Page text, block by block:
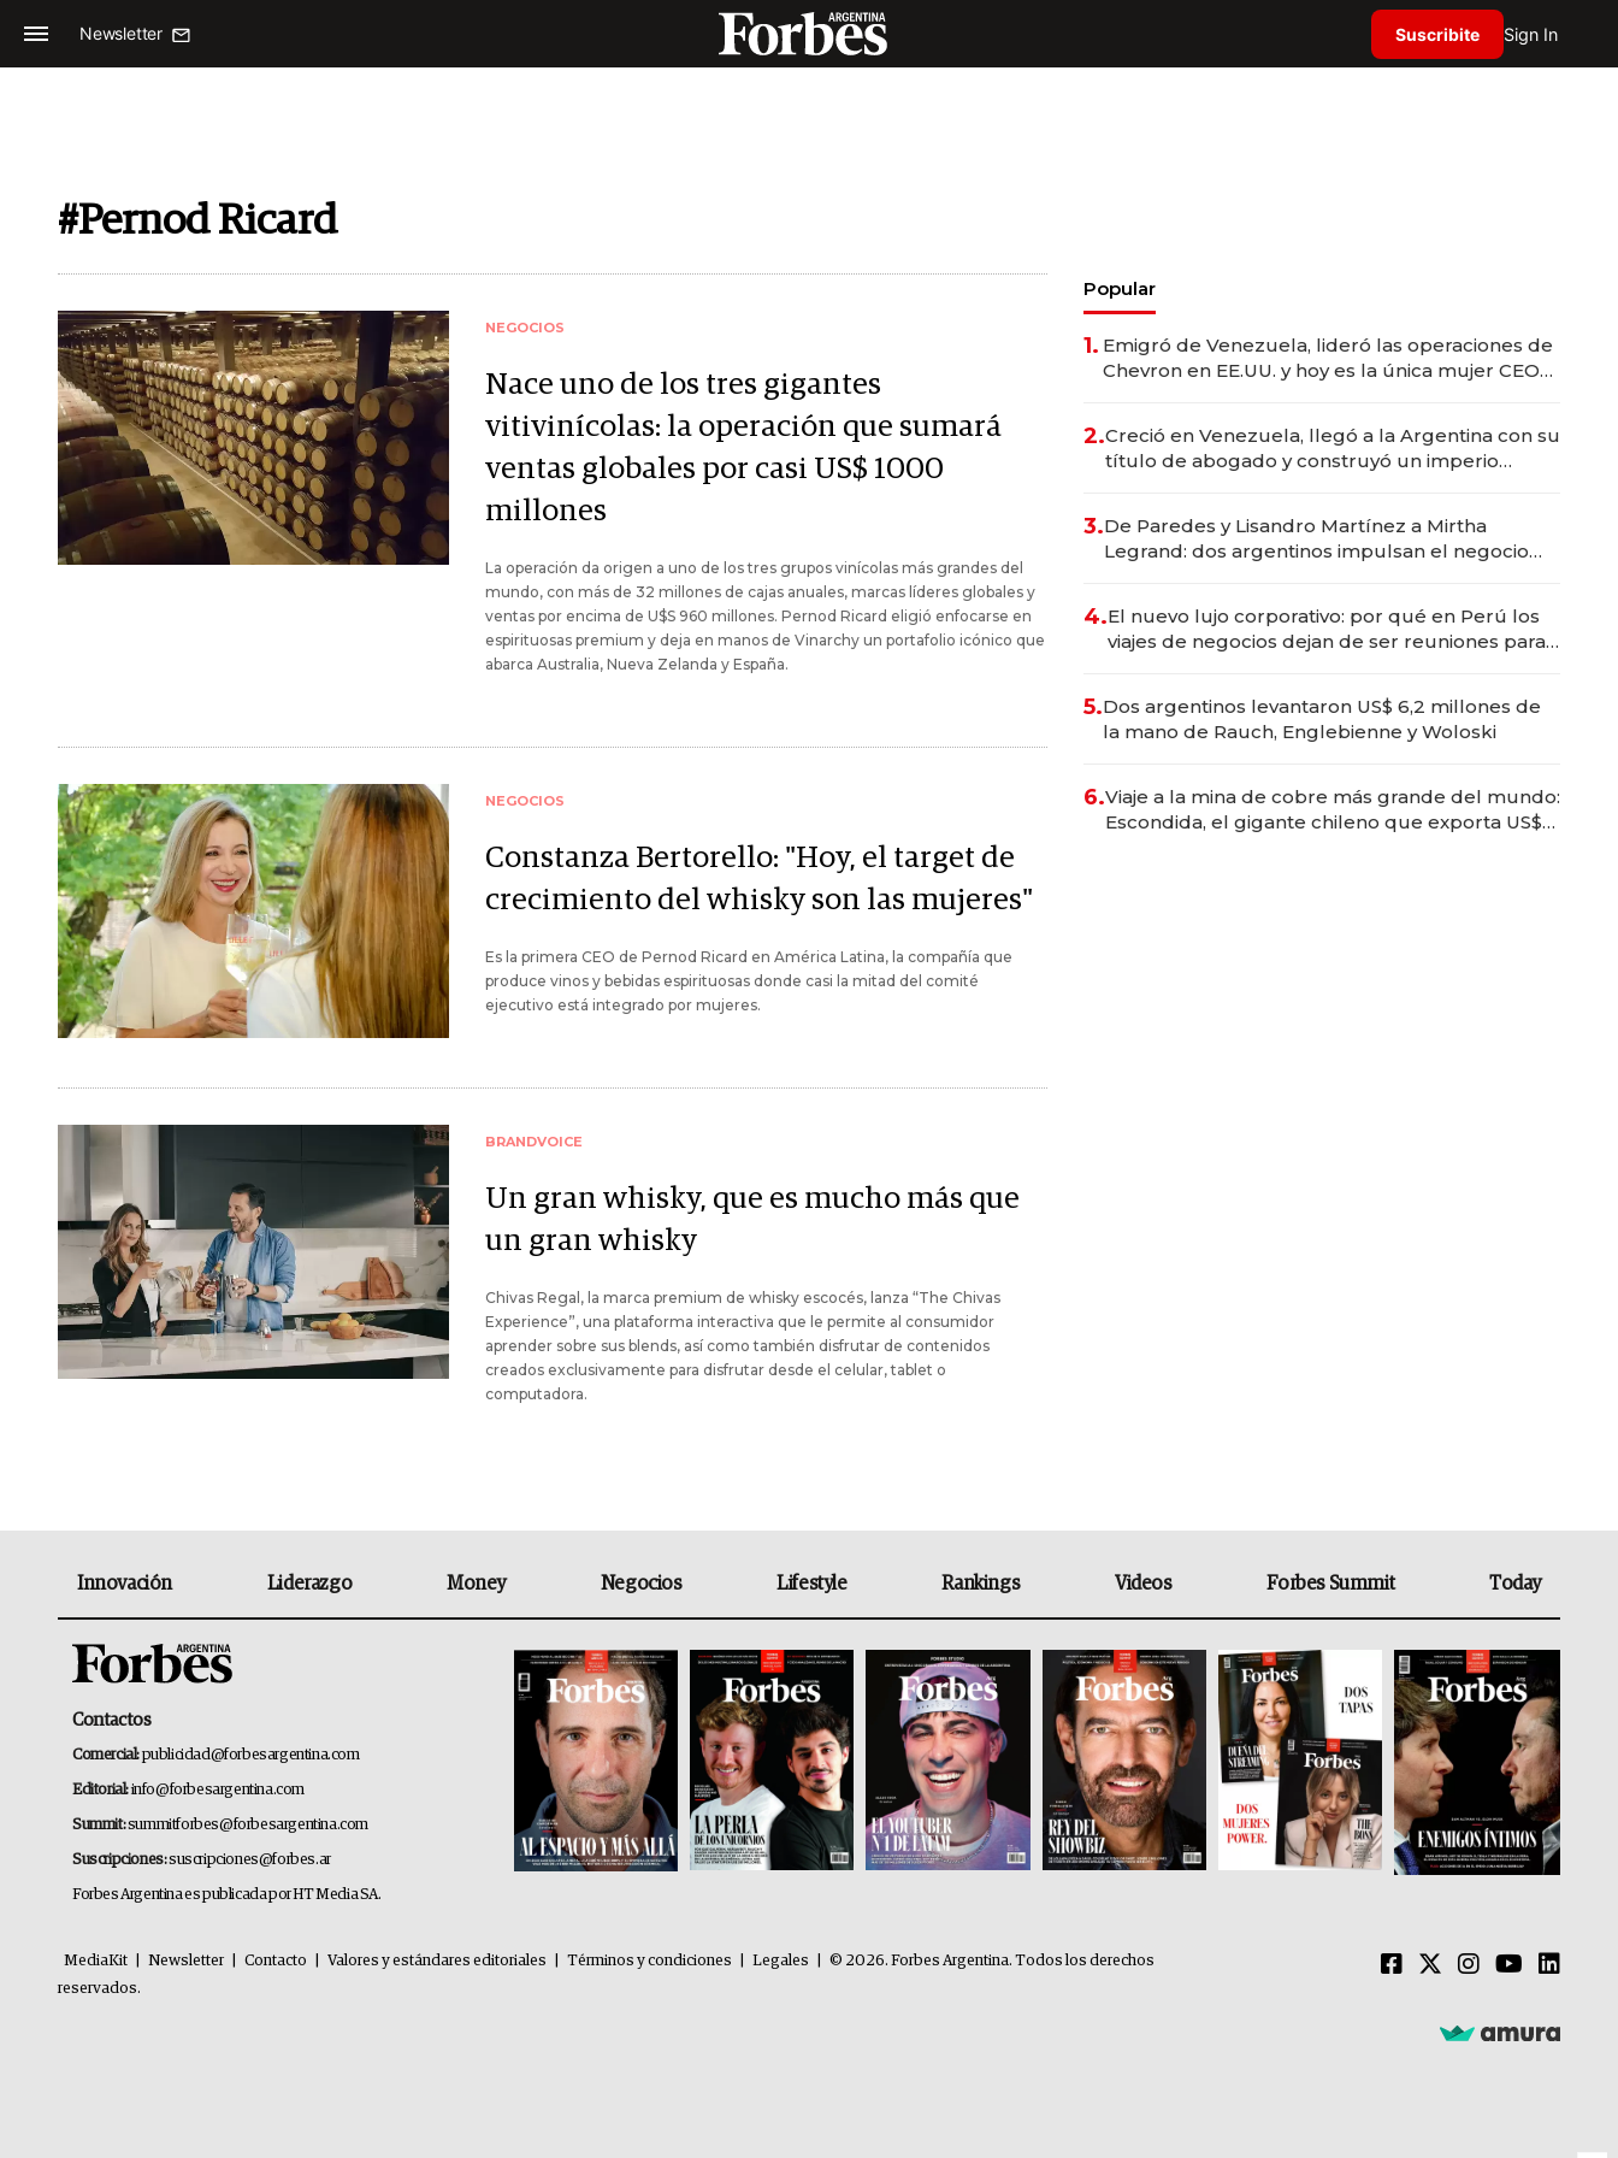
Newsletter Suscribite Sign In
#Pernod Ricard
NEGOCIOS
Nace uno de los tres gigantes
vitivinícolas: la operación que sumará
ventas globales por casi US$ 1000
millones
La operación da origen a uno de los tres grupos vinícolas más grandes del
mundo, con más de 32 millones de cajas anuales, marcas líderes globales y
ventas por encima de U$S 960 millones. Pernod Ricard eligió enfocarse en
espirituosas premium y deja en manos de Vinarchy un portafolio icónico que
abarca Australia, Nueva Zelanda y España.
NEGOCIOS
Constanza Bertorello: "Hoy, el target de
crecimiento del whisky son las mujeres"
Es la primera CEO de Pernod Ricard en América Latina, la compañía que
produce vinos y bebidas espirituosas donde casi la mitad del comité
ejecutivo está integrado por mujeres.
BRANDVOICE
Un gran whisky, que es mucho más que
un gran whisky
Chivas Regal, la marca premium de whisky escocés, lanza “The Chivas
Experience”, una plataforma interactiva que le permite al consumidor
aprender sobre sus blends, así como también disfrutar de contenidos
creados exclusivamente para disfrutar desde el celular, tablet o
computadora.
Popular
1. Emigró de Venezuela, lideró las operaciones de
Chevron en EE.UU. y hoy es la única mujer CEO
2.Creció en Venezuela, llegó a la Argentina con su
título de abogado y construyó un imperio
3.De Paredes y Lisandro Martínez a Mirtha
Legrand: dos argentinos impulsan el negocio
4.El nuevo lujo corporativo: por qué en Perú los
viajes de negocios dejan de ser reuniones para
5.Dos argentinos levantaron US$ 6,2 millones de
la mano de Rauch, Englebienne y Woloski
6.Viaje a la mina de cobre más grande del mundo:
Escondida, el gigante chileno que exporta US$
Innovación Liderazgo Money Negocios Lifestyle Rankings Videos Forbes Summit Today
Contactos
Comercial:publicidad@forbesargentina.com
Editorial:info@forbesargentina.com
Summit:summitforbes@forbesargentina.com
Suscripciones:suscripciones@forbes.ar
Forbes Argentina es publicada por HT Media SA.
MediaKit Newsletter Contacto Valores y estándares editoriales Términos y condiciones Legales
© 2026. Forbes Argentina. Todos los derechos
reservados.